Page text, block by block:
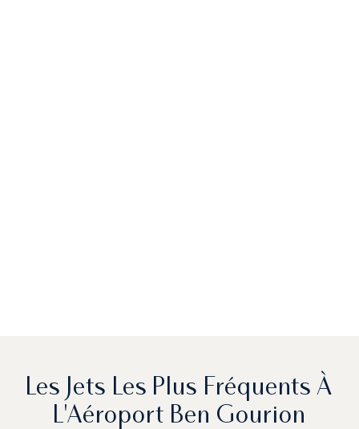
Les Jets Les Plus Fréquents À
L'Aéroport Ben Gourion